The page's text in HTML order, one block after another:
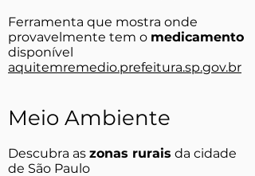
Ferramenta que mostra onde
provavelmente tem o medicamento
disponível
aquitemremedio.prefeitura.sp.gov.br
Meio Ambiente​
Descubra as zonas rurais da cidade
de São Paulo